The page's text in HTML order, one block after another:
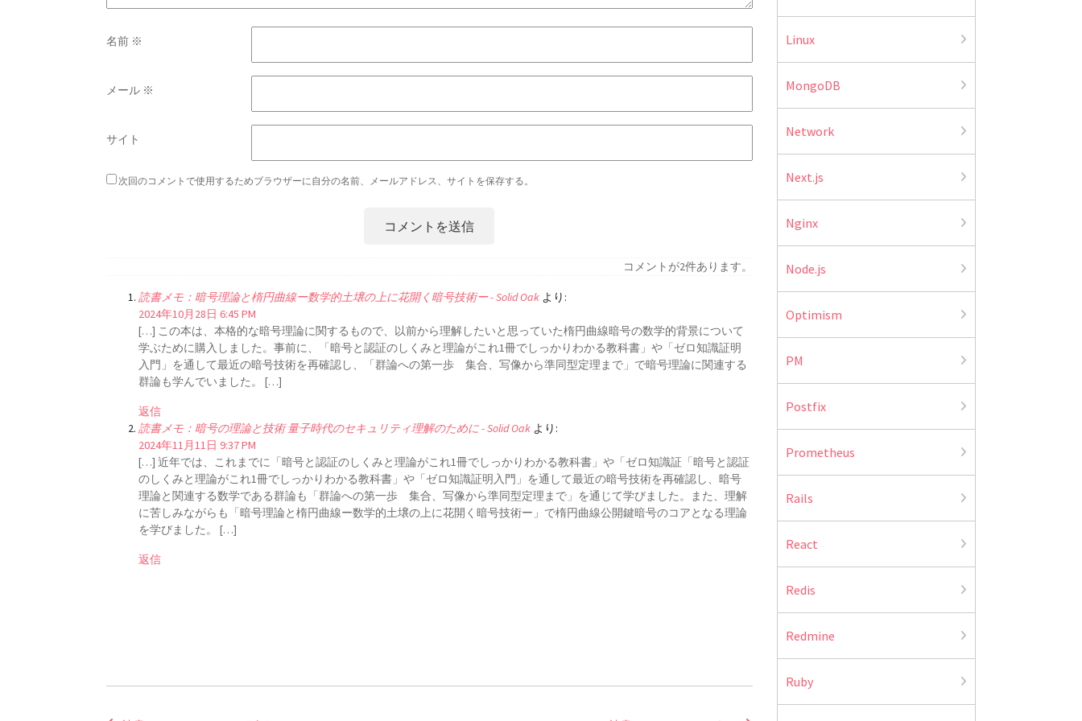
名前 ※
メール ※
サイト
次回のコメントで使用するためブラウザーに自分の名前、メールアドレス、サイトを保存する。
コメントが2件あります。
読書メモ：暗号理論と楕円曲線ー数学的土壌の上に花開く暗号技術ー - Solid Oak より:
2024年10月28日 6:45 PM
[…] この本は、本格的な暗号理論に関するもので、以前から理解したいと思っていた楕円曲線暗号の数学的背景について
学ぶために購入しました。事前に、「暗号と認証のしくみと理論がこれ1冊でしっかりわかる教科書」や「ゼロ知識証明
入門」を通して最近の暗号技術を再確認し、「群論への第一歩 集合、写像から準同型定理まで」で暗号理論に関連する
群論も学んでいました。 […]
返信
読書メモ：暗号の理論と技術 量子時代のセキュリティ理解のために - Solid Oak より:
2024年11月11日 9:37 PM
[…] 近年では、これまでに「暗号と認証のしくみと理論がこれ1冊でしっかりわかる教科書」や「ゼロ知識証「暗号と認証
のしくみと理論がこれ1冊でしっかりわかる教科書」や「ゼロ知識証明入門」を通して最近の暗号技術を再確認し、暗号
理論と関連する数学である群論も「群論への第一歩 集合、写像から準同型定理まで」を通じて学びました。また、理解
に苦しみながらも「暗号理論と楕円曲線ー数学的土壌の上に花開く暗号技術ー」で楕円曲線公開鍵暗号のコアとなる理論
を学びました。 […]
返信
Linux
MongoDB
Network
Next.js
Nginx
Node.js
Optimism
PM
Postfix
Prometheus
Rails
React
Redis
Redmine
Ruby